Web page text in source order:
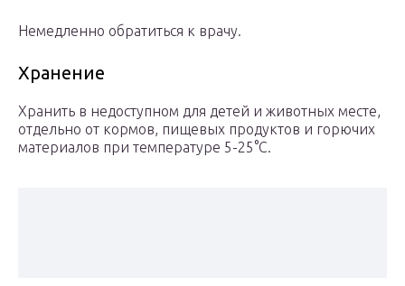
Немедленно обратиться к врачу.
Хранение
Хранить в недоступном для детей и животных месте,
отдельно от кормов, пищевых продуктов и горючих
материалов при температуре 5-25°C.